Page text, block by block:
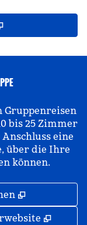
,
Gruppenreisen
bis 25 Zimmer
eine
über die Ihre
können.
,
,